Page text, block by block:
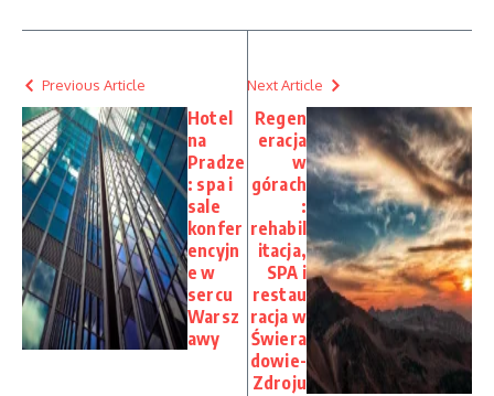
Previous Article
Hotel
na
Pradze
: spa i
sale
konfer
encyjn
e w
sercu
Warsz
awy
Next Article
Regen
eracja
w
górach
:
rehabil
itacja,
SPA i
restau
racja w
Świera
dowie-
Zdroju